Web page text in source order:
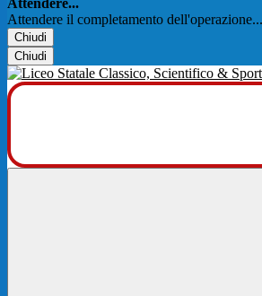
Attendere...
Attendere il completamento dell'operazione...
Chiudi
Chiudi